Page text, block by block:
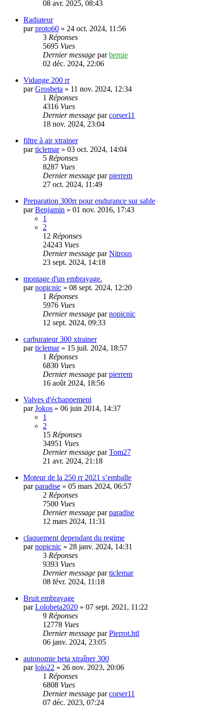
08 avr. 2025, 08:43
Radiateur
parproto60 » 24 oct. 2024, 11:56
3 Réponses
5695 Vues
Dernier message parbernie
02 déc. 2024, 22:06
Vidange 200 rr
parGrosbeta » 11 nov. 2024, 12:34
1 Réponses
4316 Vues
Dernier message parcorser11
18 nov. 2024, 23:04
filtre à air xtrainer
particlemar» 03 oct. 2024, 14:04
5 Réponses
8287 Vues
Dernier message parpierrem
27 oct. 2024, 11:49
Preparation 300rr pour endurance sur sable
parBenjamin » 01 nov. 2016, 17:43
1
2
12 Réponses
24243 Vues
Dernier message parNitrous
23 sept. 2024, 14:18
montage d'un embrayage.
parnopicnic » 08 sept. 2024, 12:20
1 Réponses
5976 Vues
Dernier message parnopicnic
12 sept. 2024, 09:33
carburateur 300 xtrainer
particlemar» 15 juil. 2024, 18:57
1 Réponses
6830 Vues
Dernier message parpierrem
16 août 2024, 18:56
Valves d'échappement
parJokos » 06 juin 2014, 14:37
1
2
15 Réponses
34951 Vues
Dernier message parTom27
21 avr. 2024, 21:18
Moteur de la 250 rr 2021 s’emballe
parparadise » 05 mars 2024, 06:57
2 Réponses
7500 Vues
Dernier message parparadise
12 mars 2024, 11:31
claquement dependant du regime
parnopicnic » 28 janv. 2024, 14:31
3 Réponses
9393 Vues
Dernier message particlemar
08 févr. 2024, 11:18
Bruit embrayage
parLolobeta2020 » 07 sept. 2021, 11:22
9 Réponses
12778 Vues
Dernier message parPierrot.htl
06 janv. 2024, 23:05
autonomie beta xtraîner 300
parlolo22 » 26 nov. 2023, 20:06
1 Réponses
6808 Vues
Dernier message parcorser11
07 déc. 2023, 07:24